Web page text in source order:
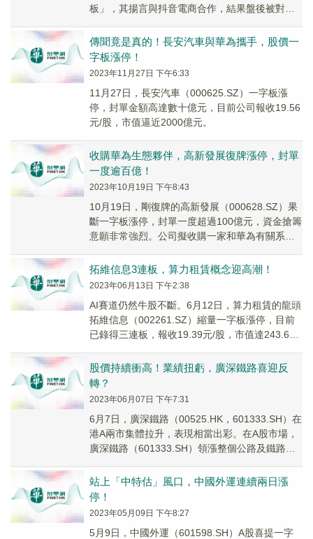
板」，其揚言與抖音電商合作，結果盤後被對方
傳聞竟是真的！長安汽車與華為攜手，股價一
字板漲停！
2023年11月27日 下午6:33
11月27日，長安汽車（000625.SZ）一字板漲
停，封單金額高達數十億元，目前公司報收19.56
元/股，市值逼近2000億元。
收購華為生態夥伴，高新發展復牌漲停，封單
一度逾百億！
2023年10月19日 下午8:43
10月19日，剛復牌的高新發展（000628.SZ）果
斷一字板漲停，封單一度超過100億元，資金搶籌
意願非常強烈。公司擬收購一家和華為有關系的
拓維信息3連板，算力租賃概念迎高潮！
2023年06月13日 下午2:38
AI賽道仍然牛股不斷。6月12日，算力租賃的龍頭
拓維信息（002261.SZ）縮量一字板漲停，目前
已錄得三連板，報收19.39元/股，市值達243.6億
股價持續衝高！業績扭虧，廣深鐵路喜迎反
轉？
2023年06月07日 下午7:31
6月7日，廣深鐵路（00525.HK，601333.SH）在
港A兩市集體拉升，表現相當出彩。在A股市場，
廣深鐵路（601333.SH）領漲整個公路及鐵路概
站上「中特估」風口，中國外運連續兩日漲
停！
2023年05月09日 下午8:27
5月9日，中國外運（601598.SH）A股喜提一字